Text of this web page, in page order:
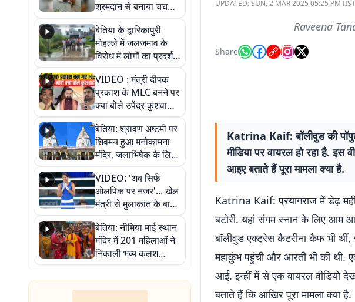
श्रमदान से बनाया चचरी
पुल
बेतिया के द्वारिकापुरी
मोहल्ले में जलजमाव के
विरोध में लोगों का प्रदर्शन,
स्थायी समाधान की मांग
VIDEO : मंत्री दीपक
प्रकाश के MLC बनने पर
क्या बोले उपेंद्र कुशवाहा,
सुनिए
बेतिया: श्रावण अष्टमी पर
शिवमय हुआ मनोकामना
मंदिर, जलाभिषेक के लिए
लगी लंबी कतारें
VIDEO: 'अब सिर्फ
ओलंपिक पर नजर'... खेल
मंत्री से मुलाकात के बाद
जैसमीन लंबोरिया का बड़ा
बयान
बेतिया: नीमिया माई स्थान
मंदिर में 201 महिलाओं ने
निकाली भव्य कलश
शोभायात्रा, शिवलिंग
प्राण-प्रतिष्ठा महोत्सव
शुरू
UPDATED:SUN, 2 MAR 2025 05:25 PM
Raveena
Share
Katrina Kaif: बॉलीवुड की
मीडिया पर वायरल हो रहा है. इस
आइए बताते हैं पूरा मामला क्या है.
Katrina Kaif: प्रयागराज में डेढ़
बटोरी. यहां संगम स्नान के लिए
बॉलीवुड एक्ट्रेस कैटरीना कैफ भी
महाकुंभ पहुंची और आरती भी की थी.
आई. इन्हीं में से एक वायरल वीडियो
बताते हैं कि आखिर पूरा मामला क्या है.